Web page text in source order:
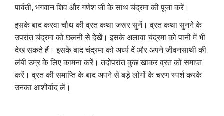
पार्वती, भगवान शिव और गणेश जी के साथ चंद्रमा की पूजा करें।
इसके बाद करवा चौथ की व्रत कथा जरूर सुनें।व्रत कथा सुनने के
उपरांत चंद्रमा को छलनी से देखें। इसके अलावा चंद्रमा को पानी में भी
देख सकते हैं। इसके बाद चंद्रमा को अर्घ्य दें और अपने जीवनसाथी की
लंबी उम्र के लिए कामना करें। तदोपरांत कुछ खाकर व्रत को समाप्त
करें। व्रत की समाप्ति के बाद अपने से बड़े लोगों के चरण स्पर्श करके
उनका आशीर्वाद लें।